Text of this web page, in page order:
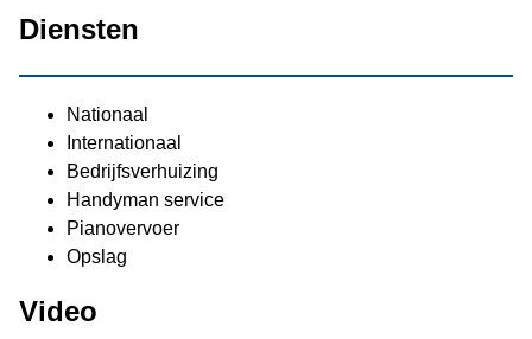
Diensten
Nationaal
Internationaal
Bedrijfsverhuizing
Handyman service
Pianovervoer
Opslag
Video